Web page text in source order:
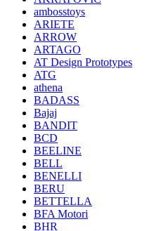
ambosstoys
ARIETE
ARROW
ARTAGO
AT Design Prototypes
ATG
athena
BADASS
Bajaj
BANDIT
BCD
BEELINE
BELL
BENELLI
BERU
BETTELLA
BFA Motori
BHR